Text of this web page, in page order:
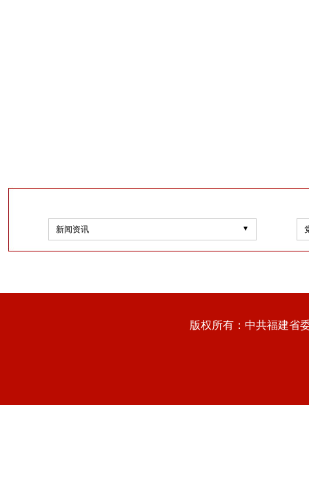
新闻资讯
版权所有：中共福建省